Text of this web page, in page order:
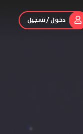
دخول / تسجيل